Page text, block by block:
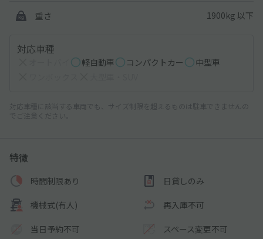
重さ 1900kg 以下
対応車種
軽自動車 コンパクトカー
中型車
対応車種に該当する車両でも、サイズ制限を超えるものは駐車できませんの
でご注意ください。
特徴
時間制限あり 日貸しのみ
機械式(有人) 再入庫不可
当日予約不可 スペース変更不可